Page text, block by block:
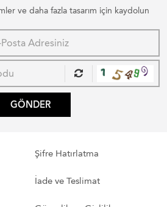
ve daha fazla tasarım için kaydolun
GÖNDER
Şifre Hatırlatma
İade ve Teslimat